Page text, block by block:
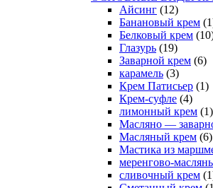
Айсинг (12)
Банановый крем
Белковый крем
Глазурь (19)
Заварной крем (6)
карамель (3)
Крем Патисьер (1)
Крем-суфле (4)
лимонный крем (1)
Масляно —
Масляный крем (6)
Мастика из
меренгово-
сливочный крем